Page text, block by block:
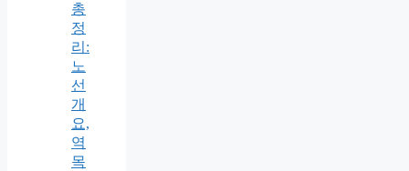
총
정
리:
노
선
개
요,
역
목